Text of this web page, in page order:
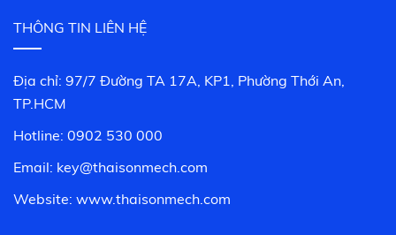
THÔNG TIN LIÊN HỆ
Địa chỉ: 97/7 Đường TA 17A, KP1, Phường Thới An,
TP.HCM
Hotline: 0902 530 000
Email: key@thaisonmech.com
Website: www.thaisonmech.com